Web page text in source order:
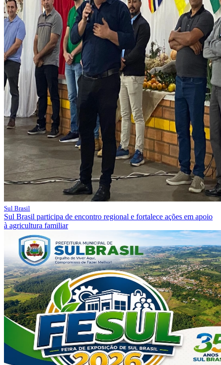
Sul Brasil
Sul Brasil participa de encontro regional e fortalece ações em apoio
à agricultura familiar